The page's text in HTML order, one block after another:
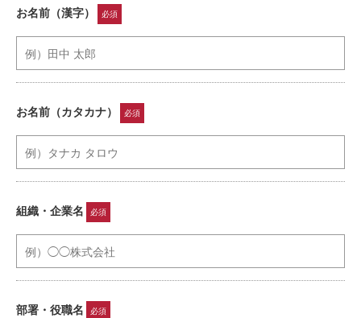
お名前（漢字） 必須
お名前（カタカナ） 必須
組織・企業名 必須
部署・役職名 必須